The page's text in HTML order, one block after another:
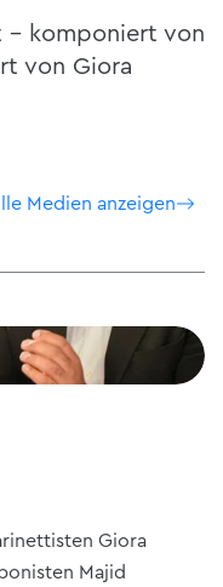
– komponiert von
von Giora
Medien anzeigen
Giora
Majid